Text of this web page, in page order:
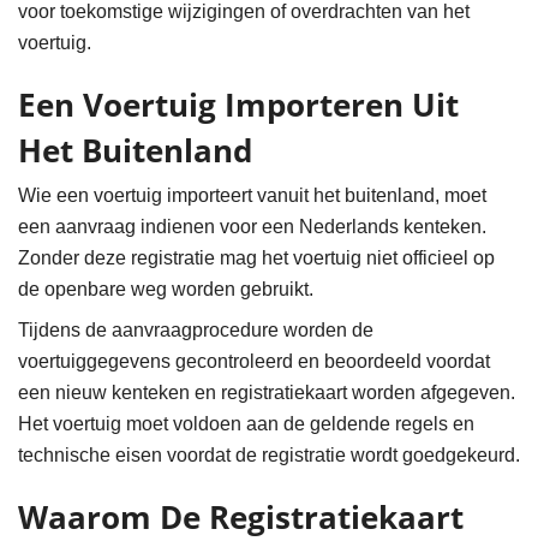
voor toekomstige wijzigingen of overdrachten van het
voertuig.
Een Voertuig Importeren Uit
Het Buitenland
Wie een voertuig importeert vanuit het buitenland, moet
een aanvraag indienen voor een Nederlands kenteken.
Zonder deze registratie mag het voertuig niet officieel op
de openbare weg worden gebruikt.
Tijdens de aanvraagprocedure worden de
voertuiggegevens gecontroleerd en beoordeeld voordat
een nieuw kenteken en registratiekaart worden afgegeven.
Het voertuig moet voldoen aan de geldende regels en
technische eisen voordat de registratie wordt goedgekeurd.
Waarom De Registratiekaart